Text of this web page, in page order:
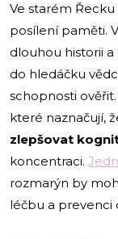
Ve starém
posílení paměti.
dlouhou historii a
do hledáčku
schopnosti
které naznačují,
zlepšovat
koncentraci.
rozmarýn by
léčbu a prevenci